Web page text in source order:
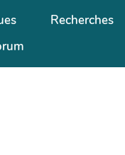
Recherches